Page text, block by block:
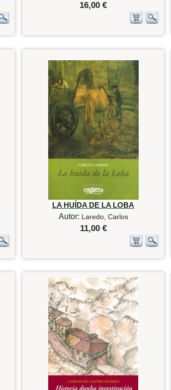
16,00 €
LA HUÍDA DE LA LOBA
Autor: Laredo, Carlos
11,00 €